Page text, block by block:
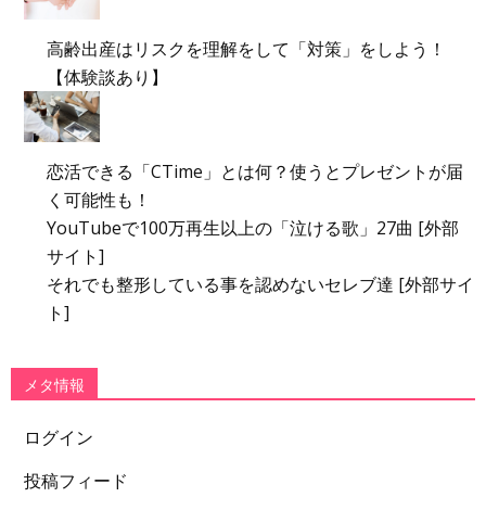
高齢出産はリスクを理解をして「対策」をしよう！
【体験談あり】
恋活できる「CTime」とは何？使うとプレゼントが届
く可能性も！
YouTubeで100万再生以上の「泣ける歌」27曲 [外部
サイト]
それでも整形している事を認めないセレブ達 [外部サイ
ト]
メタ情報
ログイン
投稿フィード